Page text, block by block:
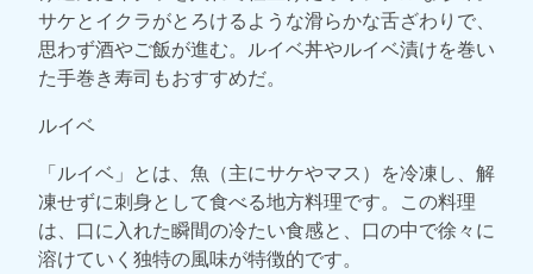
サケとイクラがとろけるような滑らかな舌ざわりで、
思わず酒やご飯が進む。ルイベ丼やルイベ漬けを巻い
た手巻き寿司もおすすめだ。
ルイベ
「ルイベ」とは、魚（主にサケやマス）を冷凍し、解
凍せずに刺身として食べる地方料理です。この料理
は、口に入れた瞬間の冷たい食感と、口の中で徐々に
溶けていく独特の風味が特徴的です。